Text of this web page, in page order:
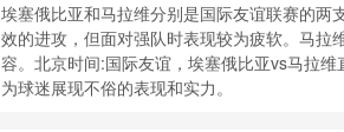
埃塞俄比亚和马拉维分别是国际友谊联赛的两
效的进攻，但面对强队时表现较为疲软。马拉
容。北京时间:国际友谊，埃塞俄比亚vs马拉
为球迷展现不俗的表现和实力。